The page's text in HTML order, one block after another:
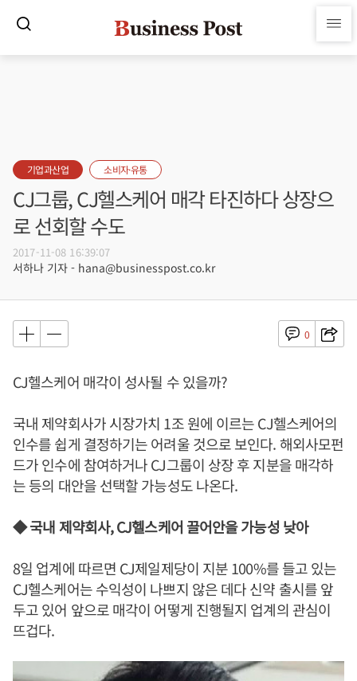
기업과산업 소비자·유통
CJ그룹, CJ헬스케어 매각 타진하다 상장으
로 선회할 수도
2017-11-08 16:39:07
서하나 기자 - hana@businesspost.co.kr
0
CJ헬스케어 매각이 성사될 수 있을까?
국내 제약회사가 시장가치 1조 원에 이르는 CJ헬스케어의
인수를 쉽게 결정하기는 어려울 것으로 보인다. 해외사모펀
드가 인수에 참여하거나 CJ그룹이 상장 후 지분을 매각하
는 등의 대안을 선택할 가능성도 나온다.
◆ 국내 제약회사, CJ헬스케어 끌어안을 가능성 낮아
8일 업계에 따르면 CJ제일제당이 지분 100%를 들고 있는
CJ헬스케어는 수익성이 나쁘지 않은 데다 신약 출시를 앞
두고 있어 앞으로 매각이 어떻게 진행될지 업계의 관심이
뜨겁다.